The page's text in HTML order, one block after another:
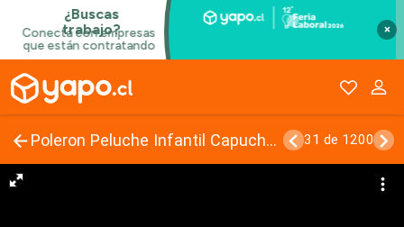
×
Poleron Peluche Infantil Capucha Diseño Mascotas 31 de 1200